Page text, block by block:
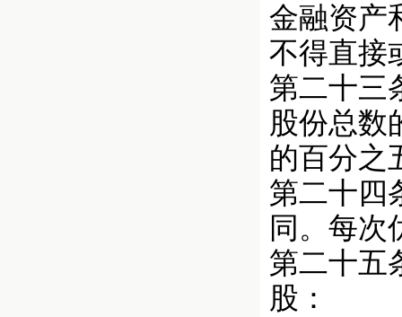
金融资产
不得直接
第二十三
股份总数
的百分之
第二十四
同。每次
第二十五
股：